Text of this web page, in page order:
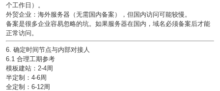
个工作日）。
外贸企业：海外服务器（无需国内备案），但国内访问可能较慢。
备案是很多企业容易忽略的坑。如果服务器在国内，域名必须备案后才能
正常访问。
6. 确定时间节点与内部对接人
6.1 合理工期参考
模板建站：2-4周
半定制：4-6周
全定制：6-12周